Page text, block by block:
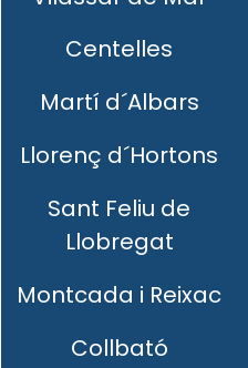
Centelles
Martí d´Albars
Llorenç d´Hortons
Sant Feliu de
Llobregat
Montcada i Reixac
Collbató